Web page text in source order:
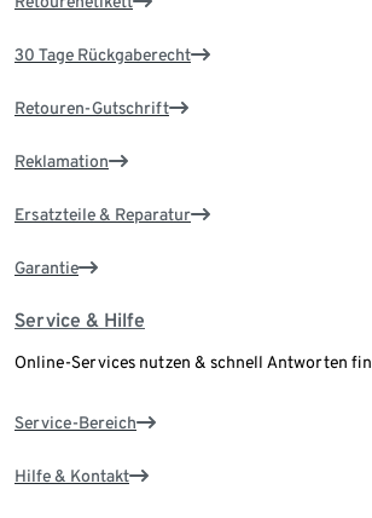
30 Tage Rückgaberecht
Retouren-Gutschrift
Reklamation
Ersatzteile & Reparatur
Garantie
Service & Hilfe
Online-Services nutzen & schnell Antworten
Service-Bereich
Hilfe & Kontakt